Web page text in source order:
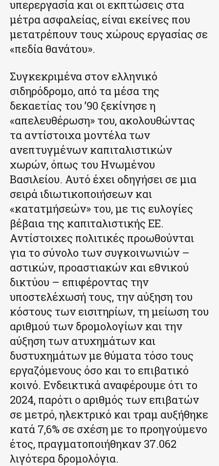
υπερεργασία και οι εκπτώσεις στα
μέτρα ασφαλείας, είναι εκείνες που
μετατρέπουν τους χώρους εργασίας σε
«πεδία θανάτου».
Συγκεκριμένα στον ελληνικό
σιδηρόδρομο, από τα μέσα της
δεκαετίας του ’90 ξεκίνησε η
«απελευθέρωση» του, ακολουθώντας
τα αντίστοιχα μοντέλα των
ανεπτυγμένων καπιταλιστικών
χωρών, όπως του Ηνωμένου
Βασιλείου. Αυτό έχει οδηγήσει σε μια
σειρά ιδιωτικοποιήσεων και
«κατατμήσεών» του, με τις ευλογίες
βέβαια της καπιταλιστικής ΕΕ.
Αντίστοιχες πολιτικές προωθούνται
για το σύνολο των συγκοινωνιών –
αστικών, προαστιακών και εθνικού
δικτύου – επιφέροντας την
υποστελέχωσή τους, την αύξηση του
κόστους των εισιτηρίων, τη μείωση του
αριθμού των δρομολογίων και την
αύξηση των ατυχημάτων και
δυστυχημάτων με θύματα τόσο τους
εργαζόμενους όσο και το επιβατικό
κοινό. Ενδεικτικά αναφέρουμε ότι το
2024, παρότι ο αριθμός των επιβατών
σε μετρό, ηλεκτρικό και τραμ αυξήθηκε
κατά 7,6% σε σχέση με το προηγούμενο
έτος, πραγματοποιήθηκαν 37.062
λιγότερα δρομολόγια.